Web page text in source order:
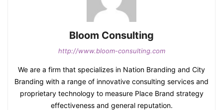
Bloom Consulting
http://www.bloom-consulting.com
We are a firm that specializes in Nation Branding and City
Branding with a range of innovative consulting services and
proprietary technology to measure Place Brand strategy
effectiveness and general reputation.